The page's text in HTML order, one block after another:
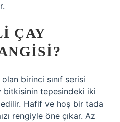
ÇAY
birinci sınıf serisi
bitkisinin tepesindeki iki
Hafif ve hoş bir tada
rengiyle öne çıkar. Az